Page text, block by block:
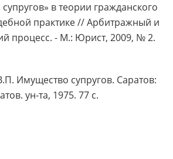
в теории гражданского
практике // Арбитражный и
процесс. - М.: Юрист, 2009, № 2.
Имущество супругов. Саратов:
ун-та, 1975. 77 с.